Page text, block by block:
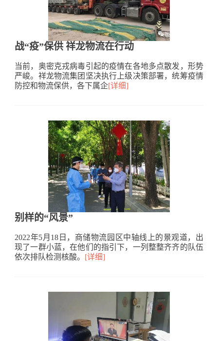
战“疫”保供 祥龙物流在行动
当前，奥密克戎病毒引起的疫情在各地多点散发，形势
严峻。祥龙物流集团坚决执行上级决策部署，统筹疫情
防控和物流保供，各下属企[详细]
别样的“风景”
2022年5月18日，商储物流园区中轴线上的景观道，出
现了一群小蓝，在他们的指引下，一列整整齐齐的队伍
依次排队检测核酸。 [详细]